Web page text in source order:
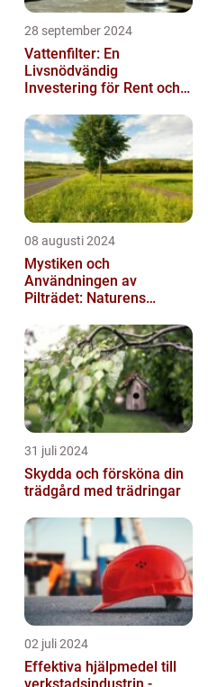
28 september 2024
Vattenfilter: En
Livsnödvändig
Investering för Rent och
08 augusti 2024
Mystiken och
Användningen av
Pilträdet: Naturens
31 juli 2024
Skydda och försköna din
trädgård med trädringar
02 juli 2024
Effektiva hjälpmedel till